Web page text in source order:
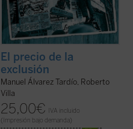
El precio de la
exclusión
Manuel Álvarez Tardío, Roberto
Villa
25,00€
IVA incluido
(Impresión bajo demanda)